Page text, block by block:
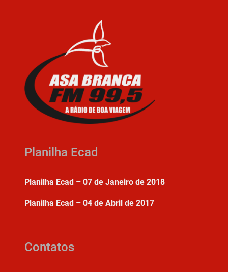
Planilha Ecad
Planilha Ecad – 07 de Janeiro de 2018
Planilha Ecad – 04 de Abril de 2017
Contatos